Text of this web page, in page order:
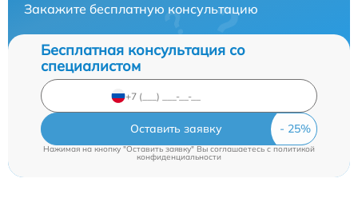
Закажите бесплатную консультацию
Бесплатная консультация со
специалистом
Оставить заявку
Нажимая на кнопку "Оставить заявку" Вы соглашаетесь c политикой
конфиденциальности